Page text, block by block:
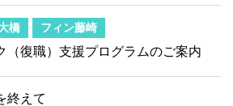
橋 フィン藤崎
（復職）支援プログラムのご案内
終えて